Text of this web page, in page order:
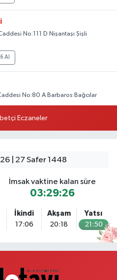
No:111 D Nişantaşı Şişli
Al
No:80 A Barbaros Bağcılar
Al
No:12 A Fatih İstanbul
Caddesi No:6 6B Kasımpaşa
Sitesi No:10 1A Ataşehir İstanbul
Eczaneler
| 27 Safer 1448
İmsak vaktine kalan süre
03:29:26
İkindi
17:06
Akşam
20:18
Yatsı
21:50